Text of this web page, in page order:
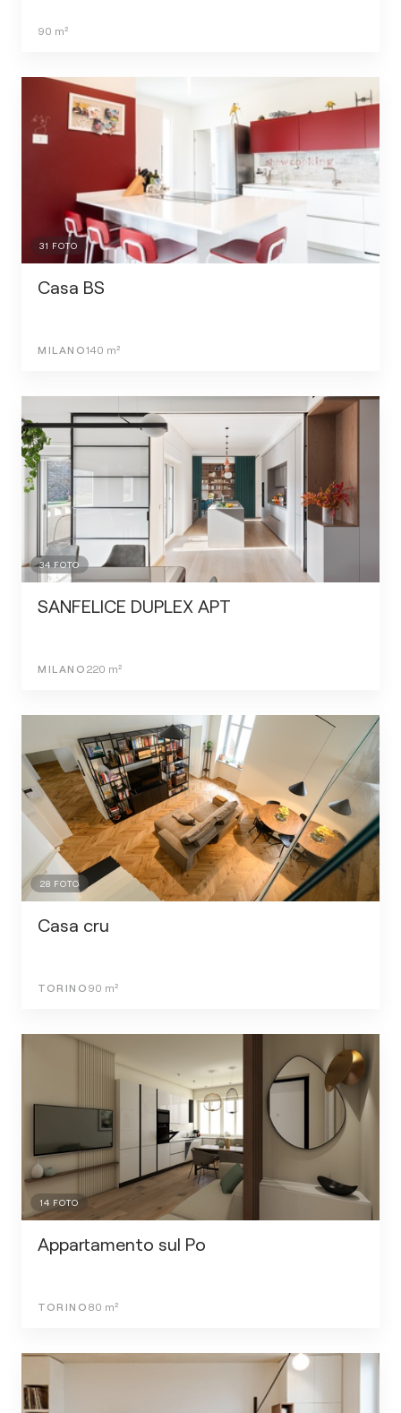
90 m²
31 FOTO
Casa BS
MILANO140 m²
34 FOTO
SANFELICE DUPLEX APT
MILANO 220 m²
28 FOTO
Casa cru
TORINO 90 m²
14 FOTO
Appartamento sul Po
TORINO 80 m²